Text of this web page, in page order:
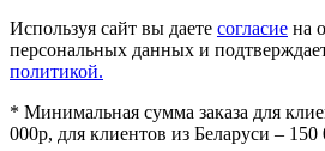
Используя сайт вы даете согласие на
персональных данных и
политикой.
* Минимальная сумма заказа для
000р, для клиентов из Беларуси – 150